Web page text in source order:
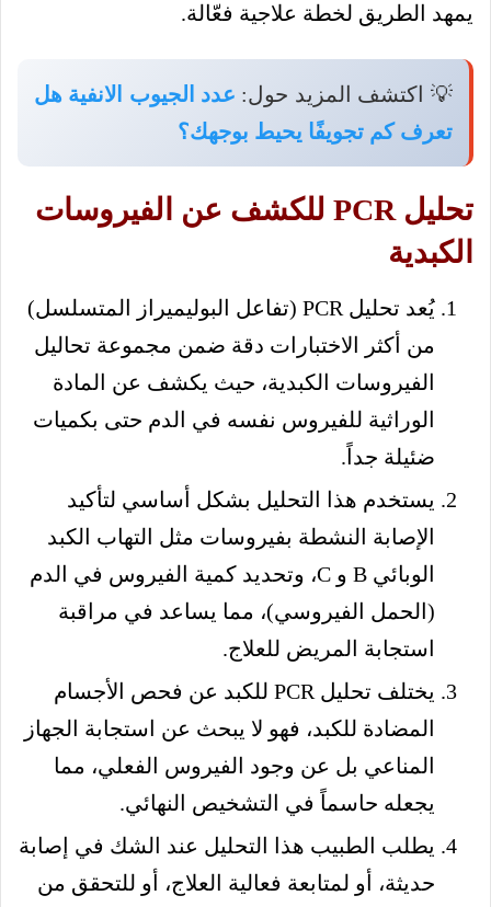
يمهد الطريق لخطة علاجية فعّالة.
💡 اكتشف المزيد حول: عدد الجيوب الانفية هل
تعرف كم تجويفًا يحيط بوجهك؟
تحليل PCR للكشف عن الفيروسات
الكبدية
يُعد تحليل PCR (تفاعل البوليميراز المتسلسل)
من أكثر الاختبارات دقة ضمن مجموعة تحاليل
الفيروسات الكبدية، حيث يكشف عن المادة
الوراثية للفيروس نفسه في الدم حتى بكميات
ضئيلة جداً.
يستخدم هذا التحليل بشكل أساسي لتأكيد
الإصابة النشطة بفيروسات مثل التهاب الكبد
الوبائي B و C، وتحديد كمية الفيروس في الدم
(الحمل الفيروسي)، مما يساعد في مراقبة
استجابة المريض للعلاج.
يختلف تحليل PCR للكبد عن فحص الأجسام
المضادة للكبد، فهو لا يبحث عن استجابة الجهاز
المناعي بل عن وجود الفيروس الفعلي، مما
يجعله حاسماً في التشخيص النهائي.
يطلب الطبيب هذا التحليل عند الشك في إصابة
حديثة، أو لمتابعة فعالية العلاج، أو للتحقق من